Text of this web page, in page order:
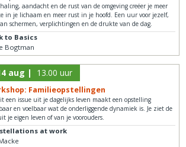
aandacht en de rust van de omgeving creëer je meer
in je lichaam en meer rust in je hoofd. Een uur voor jezelf,
schermen, verplichtingen en de drukte van de dag.
to Basics
Bogtman
aug | 13.00 uur
Familieopstellingen
een issue uit je dagelijks leven maakt een opstelling
en voelbaar wat de onderliggende dynamiek is. Je ziet de
je eigen leven of van je voorouders.
at work